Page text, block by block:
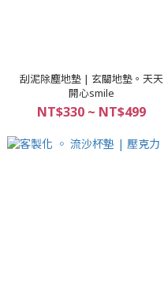
刮泥除塵地墊 | 玄關地墊。天天
開心smile
NT$330 ~ NT$499